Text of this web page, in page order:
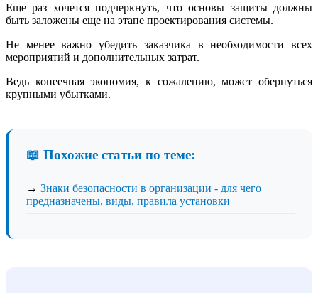
Еще раз хочется подчеркнуть, что основы защиты должны
быть заложены еще на этапе проектирования системы.
Не менее важно убедить заказчика в необходимости всех
мероприятий и дополнительных затрат.
Ведь копеечная экономия, к сожалению, может обернуться
крупными убытками.
📖 Похожие статьи по теме:
→ Знаки безопасности в организации - для чего
предназначены, виды, правила установки